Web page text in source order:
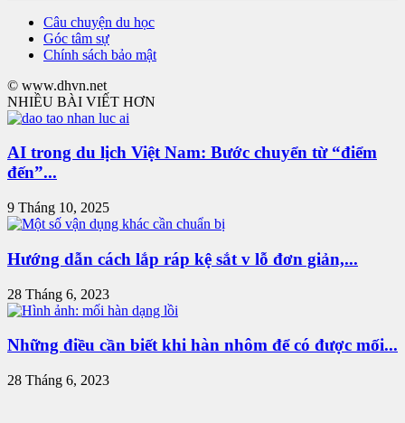
Câu chuyện du học
Góc tâm sự
Chính sách bảo mật
© www.dhvn.net
NHIỀU BÀI VIẾT HƠN
AI trong du lịch Việt Nam: Bước chuyển từ “điểm
đến”...
9 Tháng 10, 2025
Hướng dẫn cách lắp ráp kệ sắt v lỗ đơn giản,...
28 Tháng 6, 2023
Những điều cần biết khi hàn nhôm để có được mối...
28 Tháng 6, 2023